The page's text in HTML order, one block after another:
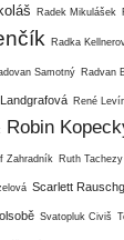
Radek Mikulášek
Radka
Samotný Radvan
René
Robin
Zahradník Ruth Tachezy
Scarlett
Svatopluk Civiš